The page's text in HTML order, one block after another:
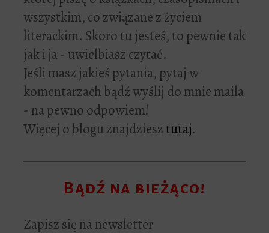
wszystkim, co związane z życiem
literackim. Skoro tu jesteś, to pewnie tak
jak i ja - uwielbiasz czytać.
Jeśli masz jakieś pytania, pytaj w
komentarzach bądź wyślij do mnie maila
- na pewno odpowiem!
Więcej o blogu znajdziesztutaj.
Bądź na bieżąco!
Zapisz się na newsletter